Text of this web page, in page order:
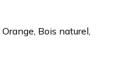
Orange, Bois naturel,